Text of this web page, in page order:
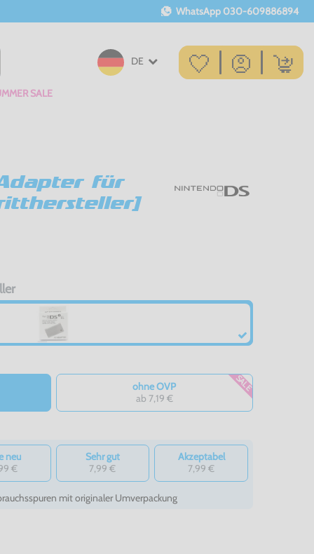
WhatsApp 030-609886894
DE
SALE
für
ohne OVP
ab 7,19 €
SALE
neu
€
Sehr gut
7,99 €
Akzeptabel
7,99 €
mit originaler Umverpackung